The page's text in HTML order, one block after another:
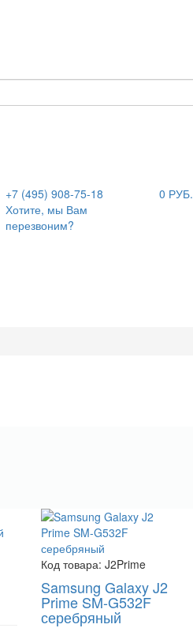
+7 (495) 908-75-18
Хотите, мы Вам
перезвоним?
0 РУБ.
Код товара: J2Prime
Samsung Galaxy J2
Prime SM-G532F
серебряный